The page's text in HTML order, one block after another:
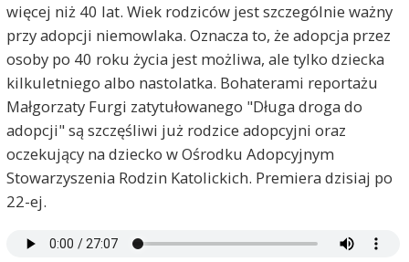
więcej niż 40 lat. Wiek rodziców jest szczególnie ważny
przy adopcji niemowlaka. Oznacza to, że adopcja przez
osoby po 40 roku życia jest możliwa, ale tylko dziecka
kilkuletniego albo nastolatka. Bohaterami reportażu
Małgorzaty Furgi zatytułowanego "Długa droga do
adopcji" są szczęśliwi już rodzice adopcyjni oraz
oczekujący na dziecko w Ośrodku Adopcyjnym
Stowarzyszenia Rodzin Katolickich. Premiera dzisiaj po
22-ej.